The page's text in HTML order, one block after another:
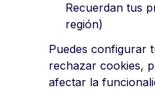
Recuerdan tus
región)
Puedes configurar
rechazar cookies,
afectar la